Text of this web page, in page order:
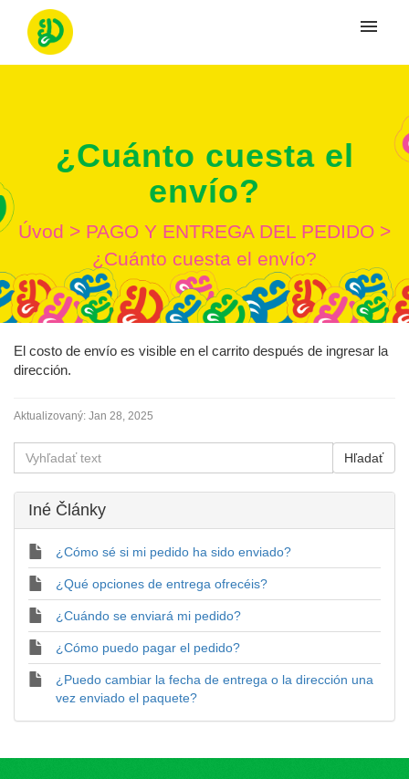
Prihlásenie
¿Cuánto cuesta el
envío?
Úvod > PAGO Y ENTREGA DEL PEDIDO >
¿Cuánto cuesta el envío?
El costo de envío es visible en el carrito después de ingresar la
dirección.
Aktualizovaný: Jan 28, 2025
Iné Články
¿Cómo sé si mi pedido ha sido enviado?
¿Qué opciones de entrega ofrecéis?
¿Cuándo se enviará mi pedido?
¿Cómo puedo pagar el pedido?
¿Puedo cambiar la fecha de entrega o la dirección una
vez enviado el paquete?